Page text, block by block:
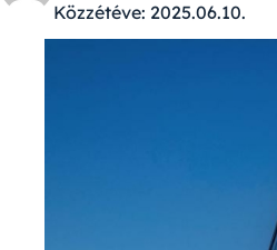
Közzétéve: 2025.06.10.